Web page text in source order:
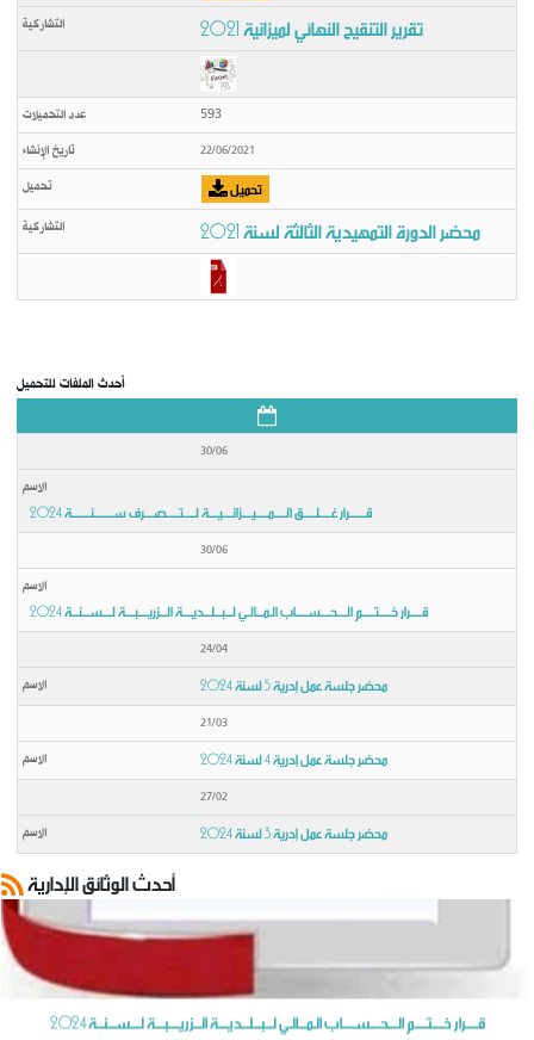
تقرير التنقيح النهائي لميزانية 2021
593
22/06/2021
تحميل
محضر الدورة التمهيدية الثالثة لسنة 2021
أحدث الملفات للتحميل
30/06
قـــــــرار غـــــلـــــق الـــــمـــــيــــزانــــيــــة لـــــتـــــصــــرف ســــــــنــــــــة 2024
30/06
قـــــرار خـــــتـــــم الــــحــــســـــاب الـمـــالـي لـــبـــلـــديــــة الـــزريــــبــــة لــــســـنـــة 2024
24/04
محضر جلسة عمل إدرية 5 لسنة 2024
21/03
محضر جلسة عمل إدرية 4 لسنة 2024
27/02
محضر جلسة عمل إدرية 3 لسنة 2024
أحدث الوثائق الإدارية
محضر جلسة عمل إدرية 1 لسنة 2024
محضر جلسة عمل إدرية 6